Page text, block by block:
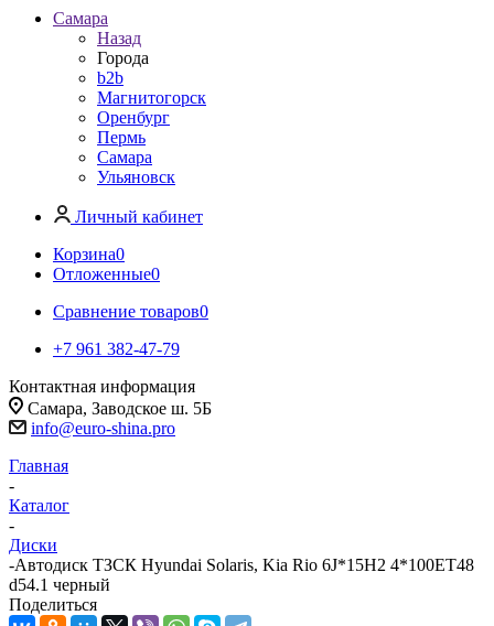
Самара
Назад
Города
b2b
Магнитогорск
Оренбург
Пермь
Самара
Ульяновск
Личный кабинет
Корзина0
Отложенные0
Сравнение товаров0
+7 961 382-47-79
Контактная информация
Самара, Заводское ш. 5Б
info@euro-shina.pro
Главная
-
Каталог
-
Диски
-Автодиск ТЗСК Hyundai Solaris, Kia Rio 6J*15H2 4*100ET48
d54.1 черный
Поделиться